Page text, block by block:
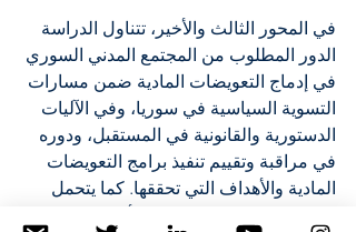
في المحور الثالث والأخير، تتناول الدراسة
الدور المطلوب من المجتمع المدني السوري
في إدماج التعويضات المادية ضمن مسارات
التسوية السياسية في سوريا، وفي الآليات
الدستورية والقانونية في المستقبل، ودوره
في مراقبة وتقييم تنفيذ برامج التعويضات
المادية والأهداف التي تحققها. كما يتحمل